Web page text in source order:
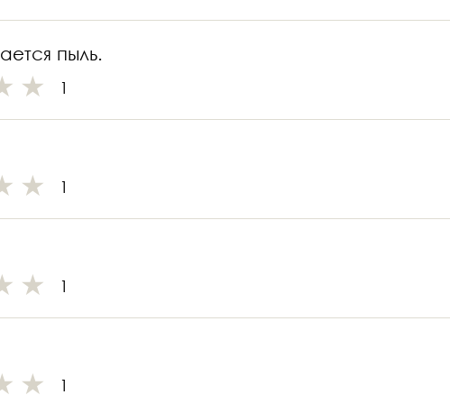
пыль.
1
1
1
1